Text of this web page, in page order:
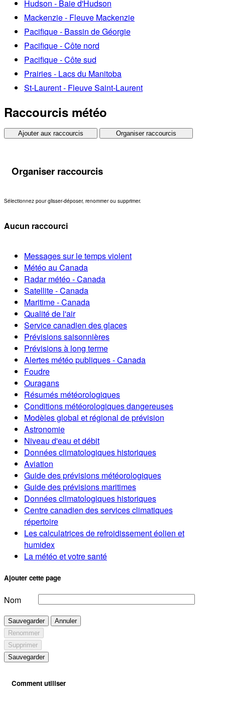
Hudson - Baie d'Hudson
Mackenzie - Fleuve Mackenzie
Pacifique - Bassin de Géorgie
Pacifique - Côte nord
Pacifique - Côte sud
Prairies - Lacs du Manitoba
St-Laurent - Fleuve Saint-Laurent
Raccourcis météo
Ajouter aux raccourcis Organiser raccourcis
Organiser raccourcis
Sélectionnez pour glisser-déposer, renommer ou supprimer.
Aucun raccourci
Messages sur le temps violent
Météo au Canada
Radar météo - Canada
Satellite - Canada
Maritime - Canada
Qualité de l'air
Service canadien des glaces
Prévisions saisonnières
Prévisions à long terme
Alertes météo publiques - Canada
Foudre
Ouragans
Résumés météorologiques
Conditions météorologiques dangereuses
Modèles global et régional de prévision
Astronomie
Niveau d'eau et débit
Données climatologiques historiques
Aviation
Guide des prévisions météorologiques
Guide des prévisions maritimes
Données climatologiques historiques
Centre canadien des services climatiques
répertoire
Les calculatrices de refroidissement éolien et
humidex
La météo et votre santé
Ajouter cette page
Nom
Sauvegarder
Annuler
Renommer
Supprimer
Sauvegarder
Comment utiliser